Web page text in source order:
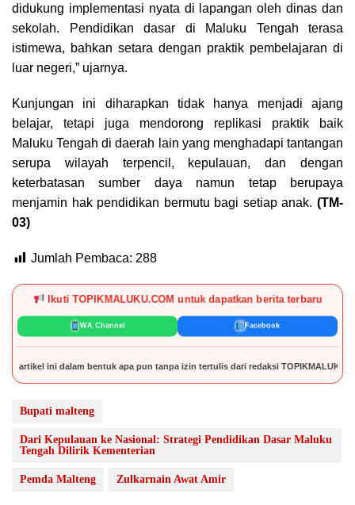
didukung implementasi nyata di lapangan oleh dinas dan
sekolah. Pendidikan dasar di Maluku Tengah terasa
istimewa, bahkan setara dengan praktik pembelajaran di
luar negeri,” ujarnya.
Kunjungan ini diharapkan tidak hanya menjadi ajang
belajar, tetapi juga mendorong replikasi praktik baik
Maluku Tengah di daerah lain yang menghadapi tantangan
serupa wilayah terpencil, kepulauan, dan dengan
keterbatasan sumber daya namun tetap berupaya
menjamin hak pendidikan bermutu bagi setiap anak. (TM-
03)
Jumlah Pembaca: 288
Ikuti TOPIKMALUKU.COM untuk dapatkan berita terbaru
WA Channel Facebook
bentuk apa pun tanpa izin tertulis dari redaksi TOPIKMALUKU.COM.
Bupati malteng
Dari Kepulauan ke Nasional: Strategi Pendidikan Dasar Maluku
Tengah Dilirik Kementerian
Pemda Malteng Zulkarnain Awat Amir